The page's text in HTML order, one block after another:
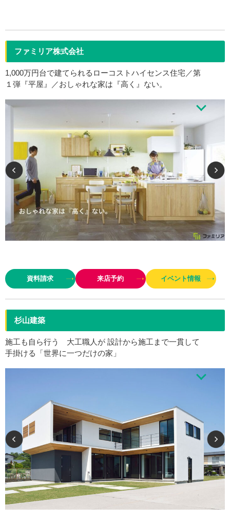
のコラボレーションという、魅力的な体制も整っ…
ファミリア株式会社
1,000万円台で建てられるローコストハイセンス住宅／第
１弾『平屋』／おしゃれな家は『高く』ない。
イン×高性能×高品質＞
資料請求 来店予約 イベント情報
杉山建築
施工も自ら行う 大工職人が 設計から施工まで一貫して
手掛ける「世界に一つだけの家」